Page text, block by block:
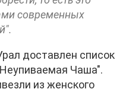
современных
доставлен список
Чаша".
из женского